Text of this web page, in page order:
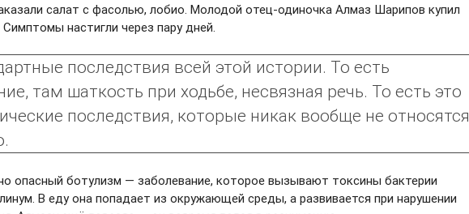
салат с фасолью, лобио. Молодой отец-одиночка Алмаз Шарипов купил
настигли через пару дней.
последствия всей этой истории. То есть
там шаткость при ходьбе, несвязная речь. То есть это
последствия, которые никак вообще не относятся
опасный ботулизм — заболевание, которое вызывают токсины бактерии
В еду она попадает из окружающей среды, а развивается при нарушении